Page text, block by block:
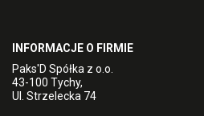
INFORMACJE O FIRMIE
Paks'D Spółka z o.o.
43-100 Tychy,
Ul. Strzelecka 74